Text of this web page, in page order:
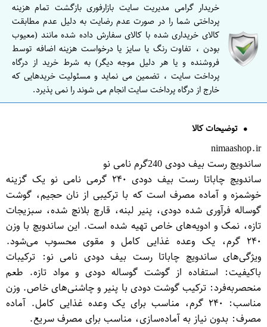
خریدار گرامی مدیریت سایت بازارفوری بازگشت تمام هزینه
پرداختی شما را در صورت عدم رضایت به دلیل عدم مطابقت
کالای خریداری شده با کالای سفارش داده شده مانند (معیوب
بودن ، تفاوت رنگ یا سایز یا درخواست هزینه اضافه توسط
فروشنده و یا هر دلیل موجه دیگر) به شرط خرید از درگاه
پرداخت سایت ، تضمین می نماید و مسئولیت خریدهایی که
خارج از درگاه پرداخت سایت انجام می شوند را نمی پذیرد.
توضیحات کالا
nimaashop.ir
ساندویچ رست بیف دودی 240گرم نامی نو
ساندویچ چاباتا رست بیف دودی ۲۴۰ گرمی نامی نو یک گزینه
خوشمزه و آماده مصرف است که با ترکیبی از نان حجیم، گوشت
گوساله فرآوری شده دودی، پنیر لبنه، قارچ بلانچ شده، سبزیجات
تازه، نمک و ادویه‌های خاص تهیه شده است. این ساندویچ با وزن
۲۴۰ گرم، یک وعده غذایی کامل و مقوی محسوب می‌شود.
ویژگی‌های ساندویچ چاباتا رست بیف دودی نامی نو: ترکیبات
باکیفیت: استفاده از گوشت گوساله دودی و مواد تازه. طعم
منحصر‌به‌فرد: ترکیب گوشت دودی با پنیر و چاشنی‌های خاص. وزن
مناسب: ۲۴۰ گرم، مناسب برای یک وعده غذایی کامل. آماده
مصرف: بدون نیاز به آماده‌سازی، مناسب برای مصرف سریع.